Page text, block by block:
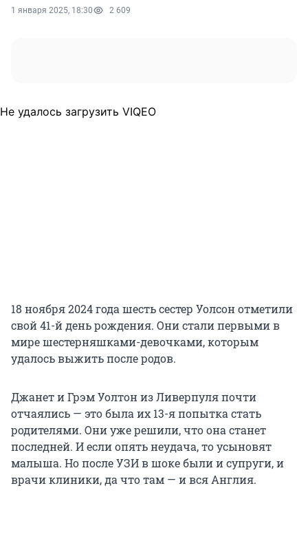
1 января 2025, 18:30 2 609
Не удалось загрузить VIQEO
18 ноября 2024 года шесть сестер Уолсон отметили
свой 41-й день рождения. Они стали первыми в
мире шестерняшками-девочками, которым
удалось выжить после родов.
Джанет и Грэм Уолтон из Ливерпуля почти
отчаялись — это была их 13-я попытка стать
родителями. Они уже решили, что она станет
последней. И если опять неудача, то усыновят
малыша. Но после УЗИ в шоке были и супруги, и
врачи клиники, да что там — и вся Англия.